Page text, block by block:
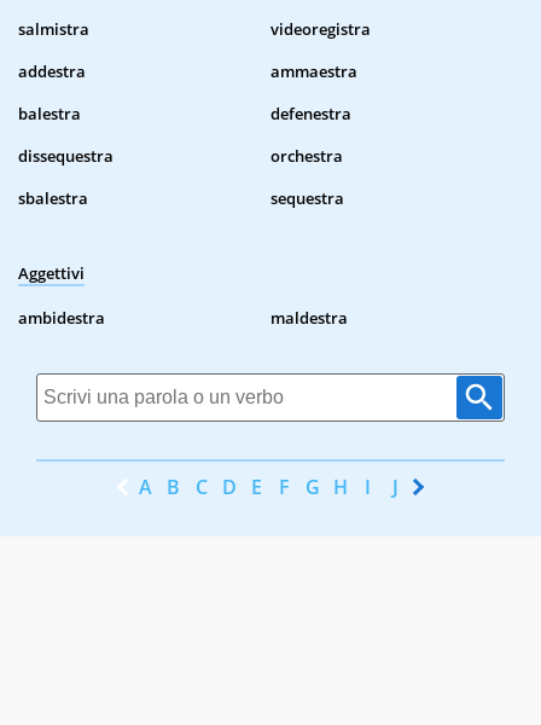
salmistra
videoregistra
addestra
ammaestra
balestra
defenestra
dissequestra
orchestra
sbalestra
sequestra
Aggettivi
ambidestra maldestra
A B C D E F G H I J K